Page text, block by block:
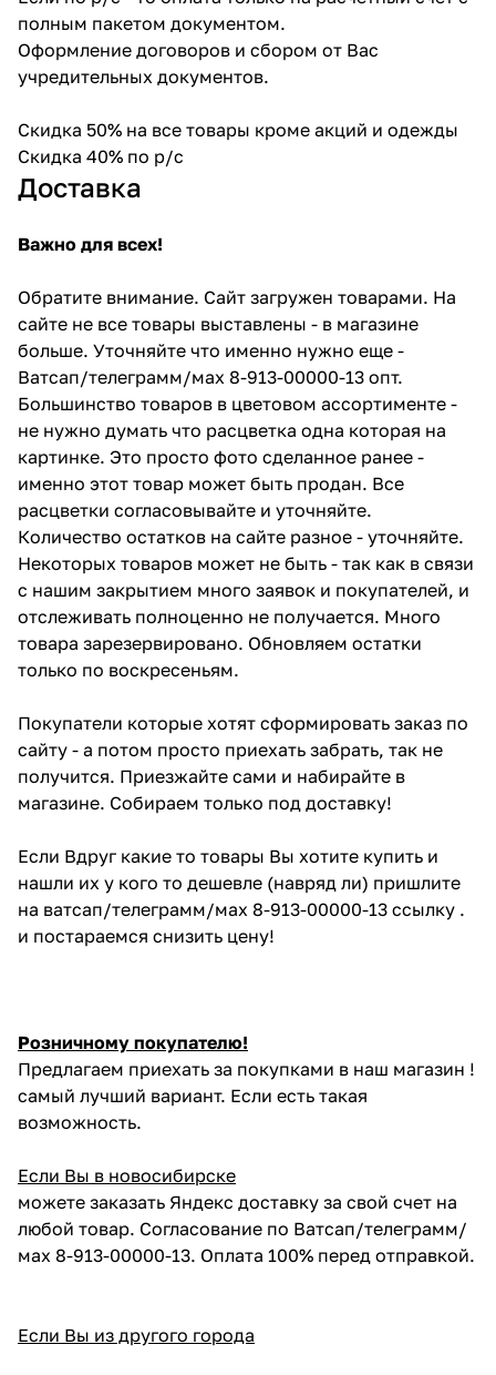
полным пакетом документом.
Оформление договоров и сбором от Вас
учредительных документов.
Скидка 50% на все товары кроме акций и одежды
Скидка 40% по р/с
Доставка
Важно для всех!
Обратите внимание. Сайт загружен товарами. На
сайте не все товары выставлены - в магазине
больше. Уточняйте что именно нужно еще -
Ватсап/телеграмм/мах 8-913-00000-13 опт.
Большинство товаров в цветовом ассортименте -
не нужно думать что расцветка одна которая на
картинке. Это просто фото сделанное ранее -
именно этот товар может быть продан. Все
расцветки согласовывайте и уточняйте.
Количество остатков на сайте разное - уточняйте.
Некоторых товаров может не быть - так как в связи
с нашим закрытием много заявок и покупателей, и
отслеживать полноценно не получается. Много
товара зарезервировано. Обновляем остатки
только по воскресеньям.
Покупатели которые хотят сформировать заказ по
сайту - а потом просто приехать забрать, так не
получится. Приезжайте сами и набирайте в
магазине. Собираем только под доставку!
Если Вдруг какие то товары Вы хотите купить и
нашли их у кого то дешевле (навряд ли) пришлите
на ватсап/телеграмм/мах 8-913-00000-13 ссылку .
и постараемся снизить цену!
Розничному покупателю!
Предлагаем приехать за покупками в наш магазин !
самый лучший вариант. Если есть такая
возможность.
Если Вы в новосибирске
можете заказать Яндекс доставку за свой счет на
любой товар. Согласование по Ватсап/телеграмм/
мах 8-913-00000-13. Оплата 100% перед отправкой.
Если Вы из другого города